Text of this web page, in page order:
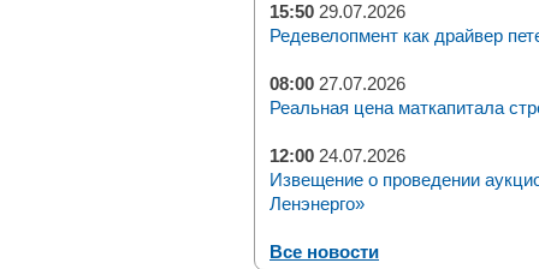
15:50 29.07.2026
Редевелопмент как драйвер
08:00 27.07.2026
Реальная цена маткапитала
12:00 24.07.2026
Извещение о проведении
Ленэнерго»
Все новости